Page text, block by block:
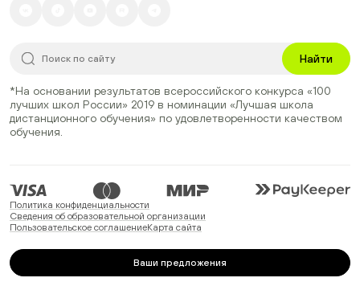
Найти
*На основании результатов всероссийского конкурса «100
лучших школ России» 2019 в номинации «Лучшая школа
дистанционного обучения» по удовлетворенности качеством
обучения.
Политика конфиденциальности
Сведения об образовательной организации
Пользовательское соглашениеКарта сайта
Ваши предложения